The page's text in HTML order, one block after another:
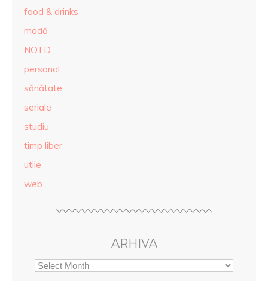
food & drinks
modă
NOTD
personal
sănătate
seriale
studiu
timp liber
utile
web
ARHIVA